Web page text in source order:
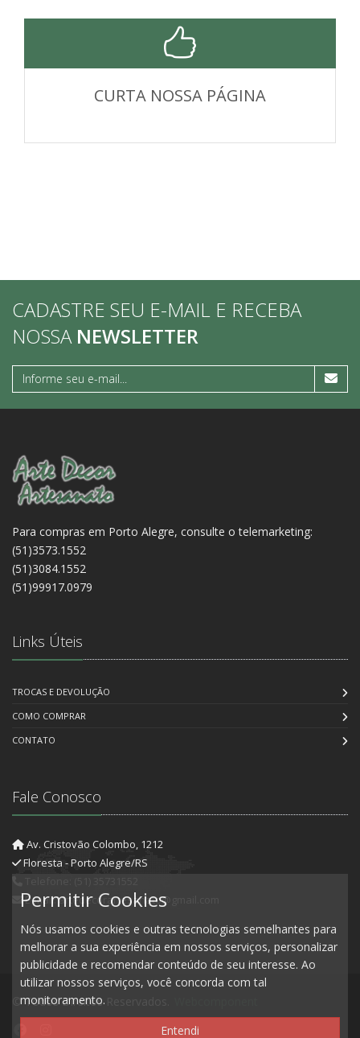
CURTA NOSSA PÁGINA
CADASTRE SEU E-MAIL E RECEBA
NOSSA NEWSLETTER
Para compras em Porto Alegre, consulte o telemarketing:
(51)3573.1552
(51)3084.1552
(51)99917.0979
Links Úteis
TROCAS E DEVOLUÇÃO
COMO COMPRAR
CONTATO
Fale Conosco
Av. Cristovão Colombo, 1212
Floresta - Porto Alegre/RS
E-mail: artedecorartesanato@gmail.com
© Todos Direitos Reservados.
Permitir Cookies
Nós usamos cookies e outras tecnologias semelhantes para
melhorar a sua experiência em nossos serviços, personalizar
publicidade e recomendar conteúdo de seu interesse. Ao
utilizar nossos serviços, você concorda com tal
monitoramento.
Entendi